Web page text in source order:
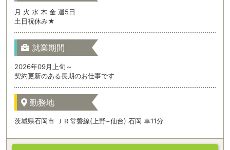
月 火 水 木 金 週5日
土日祝休み★
就業期間
2026年09月上旬～
契約更新のある長期のお仕事です
勤務地
茨城県石岡市 ＪＲ常磐線(上野−仙台) 石岡 車11分